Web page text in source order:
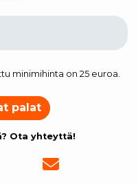
minimihinta on 25 euroa.
palat
Ota yhteyttä!